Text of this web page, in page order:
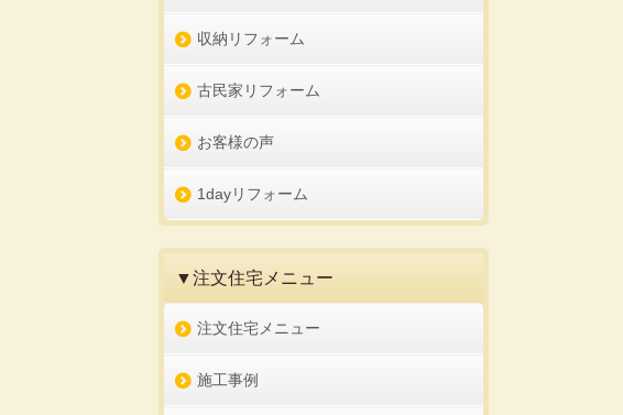
収納リフォーム
古民家リフォーム
お客様の声
1dayリフォーム
▼注文住宅メニュー
注文住宅メニュー
施工事例